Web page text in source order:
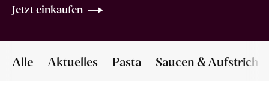
Jetzt einkaufen
Alle Aktuelles Pasta Saucen & Aufstriche